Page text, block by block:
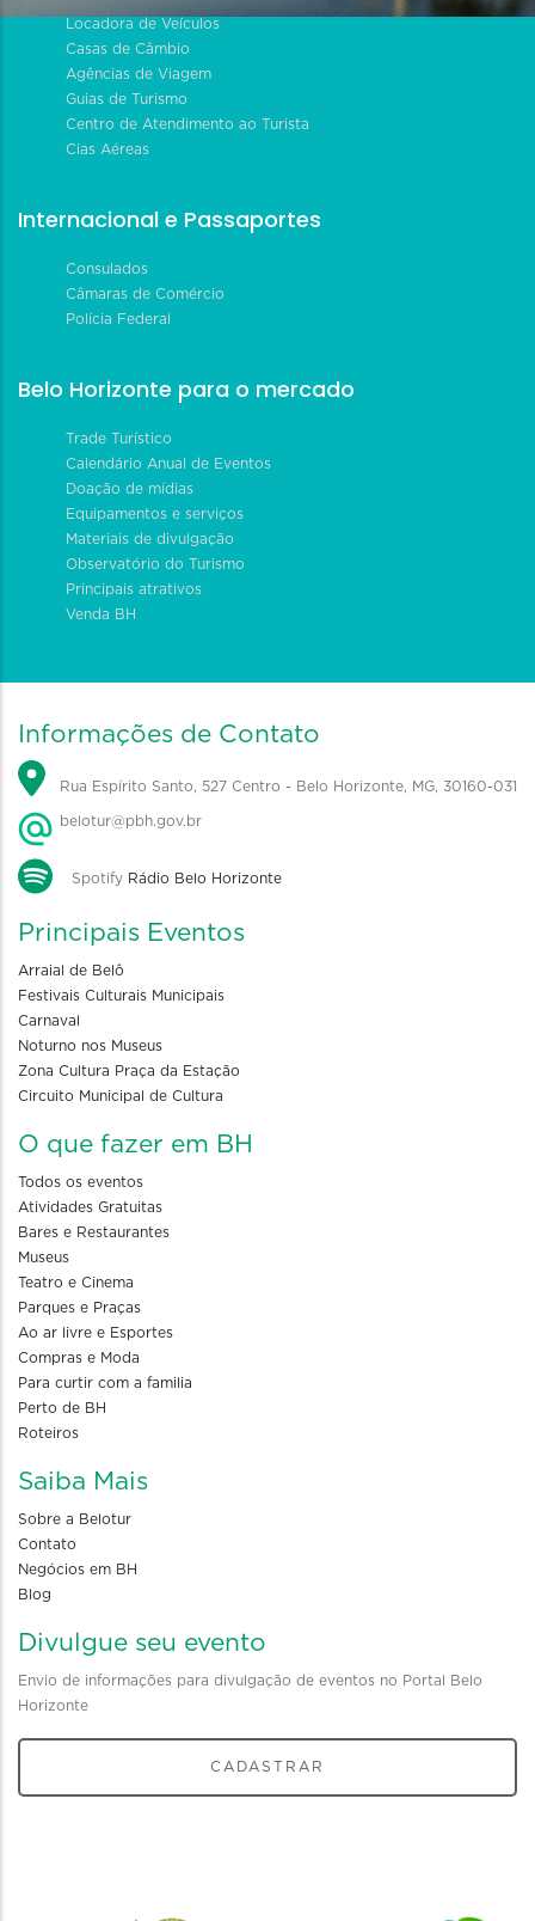
Locadora de Veículos
Casas de Câmbio
Agências de Viagem
Guias de Turismo
Centro de Atendimento ao Turista
Cias Aéreas
Internacional e Passaportes
Consulados
Câmaras de Comércio
Polícia Federal
Belo Horizonte para o mercado
Trade Turístico
Calendário Anual de Eventos
Doação de mídias
Equipamentos e serviços
Materiais de divulgação
Observatório do Turismo
Principais atrativos
Venda BH
Informações de Contato
Rua Espírito Santo, 527 Centro - Belo Horizonte, MG, 30160-031
belotur@pbh.gov.br
Spotify Rádio Belo Horizonte
Principais Eventos
Arraial de Belô
Festivais Culturais Municipais
Carnaval
Noturno nos Museus
Zona Cultura Praça da Estação
Circuito Municipal de Cultura
O que fazer em BH
Todos os eventos
Atividades Gratuitas
Bares e Restaurantes
Museus
Teatro e Cinema
Parques e Praças
Ao ar livre e Esportes
Compras e Moda
Para curtir com a familia
Perto de BH
Roteiros
Saiba Mais
Sobre a Belotur
Contato
Negócios em BH
Blog
Divulgue seu evento
Envio de informações para divulgação de eventos no Portal Belo
Horizonte
CADASTRAR